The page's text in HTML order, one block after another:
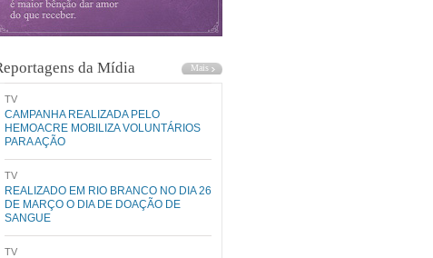
da Mídia
​TV​
CAMPANHA REALIZADA PELO
HEMOACRE MOBILIZA VOLUNTÁRIOS
PARA AÇÃO
​TV​
REALIZADO EM RIO BRANCO NO DIA 26
DE MARÇO O DIA DE DOAÇÃO DE
SANGUE
​TV​